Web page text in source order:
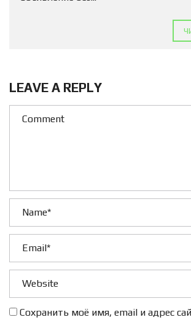
LEAVE A REPLY
Сохранить моё имя, email и адрес